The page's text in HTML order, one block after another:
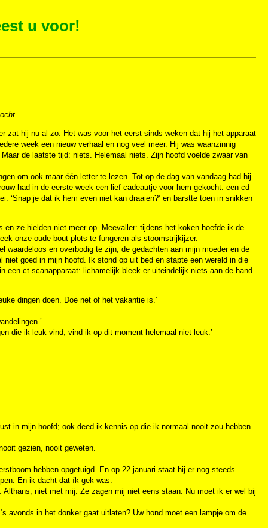
u voor!
zat hij nu al zo. Het was voor het eerst sinds weken dat hij het apparaat
week een nieuw verhaal en nog veel meer. Hij was waanzinnig
de laatste tijd: niets. Helemaal niets. Zijn hoofd voelde zwaar van
om ook maar één letter te lezen. Tot op de dag van vandaag had hij
had in de eerste week een lief cadeautje voor hem gekocht: een cd
‘Snap je dat ik hem even niet kan draaien?’ en barstte toen in snikken
ze hielden niet meer op. Meevaller: tijdens het koken hoefde ik de
onze oude bout plots te fungeren als stoomstrijkijzer.
en overbodig te zijn, de gedachten aan mijn moeder en de
goed in mijn hoofd. Ik stond op uit bed en stapte een wereld in die
ct-scanapparaat: lichamelijk bleek er uiteindelijk niets aan de hand.
dingen doen. Doe net of het vakantie is.’
die ik leuk vind, vind ik op dit moment helemaal niet leuk.’
in mijn hoofd; ook deed ik kennis op die ik normaal nooit zou hebben
gezien, nooit geweten.
hebben opgetuigd. En op 22 januari staat hij er nog steeds.
En ik dacht dat ík gek was.
niet met mij. Ze zagen mij niet eens staan. Nu moet ik er wel bij
avonds in het donker gaat uitlaten? Uw hond moet een lampje om de